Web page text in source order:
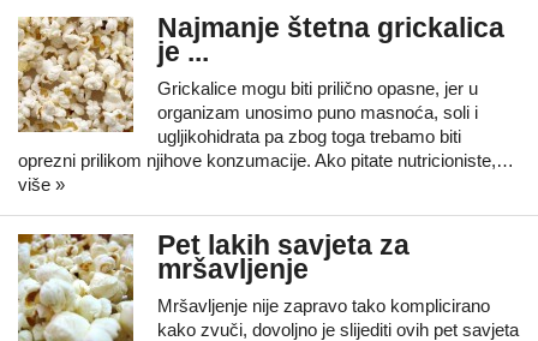
Najmanje štetna grickalica
je ...
Grickalice mogu biti prilično opasne, jer u
organizam unosimo puno masnoća, soli i
ugljikohidrata pa zbog toga trebamo biti
oprezni prilikom njihove konzumacije. Ako pitate nutricioniste,…
više »
Pet lakih savjeta za
mršavljenje
Mršavljenje nije zapravo tako komplicirano
kako zvuči, dovoljno je slijediti ovih pet savjeta